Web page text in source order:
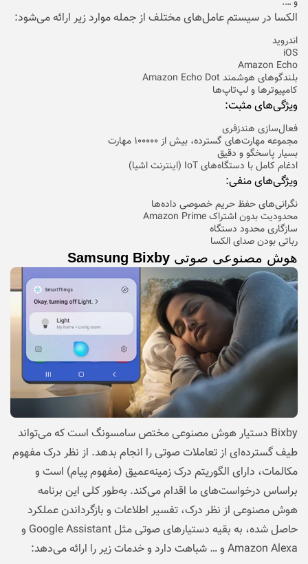
الکسا در سیستم عامل‌‍‎‌‎‌‎‌های مختلف از جمله موارد زیر ارائه می‌شود:
اندروید
iOS
Amazon Echo
بلندگوهای هوشمند Amazon Echo Dot
کامپیوتر‌ها و لپ‌تاپ‌ها
ویژگی‌های مثبت:
فعال‌سازی هندزفری
مجموعه مهارت‌های گسترده، بیش از ۱۰۰۰۰۰ مهارت
بسیار پاسخگو و دقیق
ادغام کامل با دستگاه‌های IoT (اینترنت اشیا)
ویژگی‌های منفی:
نگرانی‌های حفظ حریم خصوصی داده‌ها
محدودیت بدون اشتراک Amazon Prime
سازگاری محدود دستگاه
رباتی بودن صدای الکسا
هوش مصنوعی صوتی Samsung Bixby
Bixby دستیار هوش مصنوعی مختص سامسونگ است که می‌تواند
طیف گسترده‌ای از تعاملات صوتی را انجام بدهد. از نظر درک مفهوم
مکالمات، دارای الگوریتم درک زمینه‌عمیق (مفهوم پیام) است و
براساس درخواست‌های ما اقدام می‌کند. به‌طور کلی این برنامه
هوش مصنوعی از نظر درک، تفسیر اطلاعات و بازگرداندن عملکرد
حاصل شده، به بقیه دستیار‌های صوتی مثل Google Assistant و
Amazon Alexa و … شباهت دارد و خدمات زیر را ارائه می‌دهد: